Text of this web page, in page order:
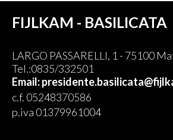
FIJLKAM - BASILICATA
LARGO PASSARELLI, 1 - 75100
Tel.:0835/332501
Email:
c.f. 05248370586
p.iva 01379961004